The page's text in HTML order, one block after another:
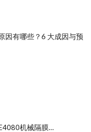
因有哪些？6 大成因与预
SEKO赛高PS2E054A**E4080机械隔膜计量泵